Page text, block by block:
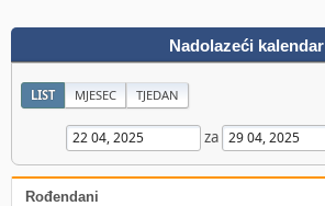
Nadolazeći kalendar
LIST MJESEC TJEDAN
za
Rođendani